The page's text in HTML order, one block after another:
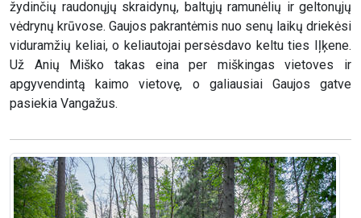
žydinčių raudonųjų skraidynų, baltųjų ramunėlių ir geltonųjų
vėdrynų krūvose. Gaujos pakrantėmis nuo senų laikų driekėsi
viduramžių keliai, o keliautojai persėsdavo keltu ties Iļķene.
Už Anių Miško takas eina per miškingas vietoves ir
apgyvendintą kaimo vietovę, o galiausiai Gaujos gatve
pasiekia Vangažus.